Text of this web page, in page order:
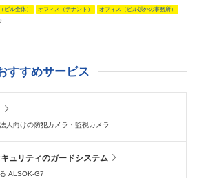
ビル全体） オフィス（テナント）
オフィス（ビル以外の事務所）
すすめサービス
人向けの防犯カメラ・監視カメラ
ュリティのガードシステム
ALSOK-G7